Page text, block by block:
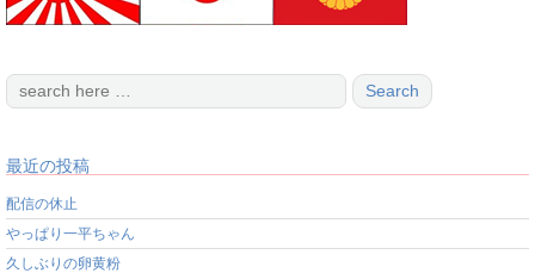
最近の投稿
配信の休止
やっぱり一平ちゃん
久しぶりの卵黄粉